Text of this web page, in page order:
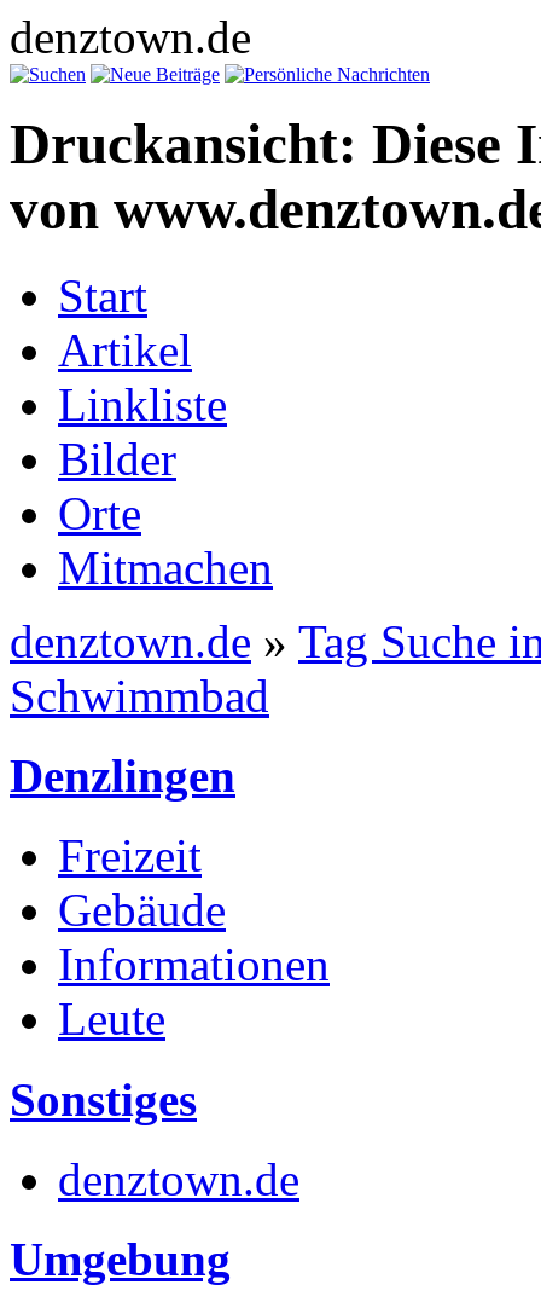
denztown.de
Druckansicht: Diese
von
Start
Artikel
Linkliste
Bilder
Orte
Mitmachen
denztown.de » Tag Suche
Schwimmbad
Denzlingen
Freizeit
Gebäude
Informationen
Leute
Sonstiges
denztown.de
Umgebung